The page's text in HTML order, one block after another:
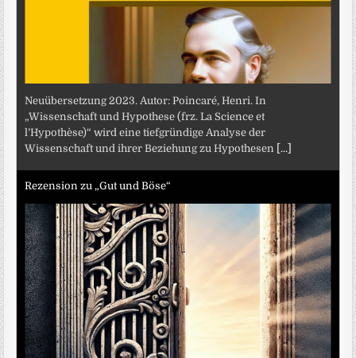
Neuübersetzung 2023. Autor: Poincaré, Henri. In
„Wissenschaft und Hypothese (frz. La Science et
l’Hypothèse)“ wird eine tiefgründige Analyse der
Wissenschaft und ihrer Beziehung zu Hypothesen [...]
Rezension zu „Gut und Böse“